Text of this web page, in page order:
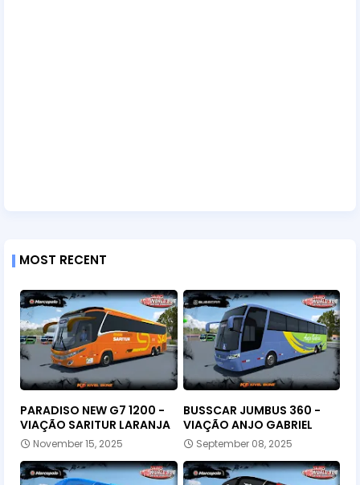
MOST RECENT
PARADISO NEW G7 1200 -
VIAÇÃO SARITUR LARANJA
November 15, 2025
BUSSCAR JUMBUS 360 -
VIAÇÃO ANJO GABRIEL
September 08, 2025